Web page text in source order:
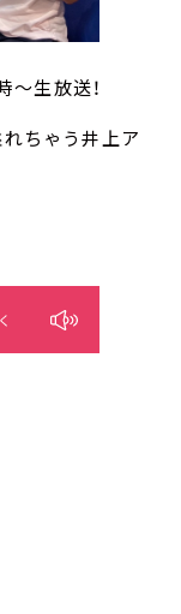
～生放送！
ちゃう井上ア